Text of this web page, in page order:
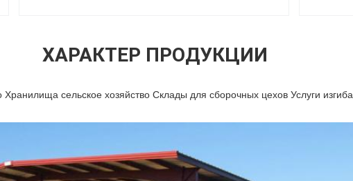
Мы скоро тебе перезвоним!
ХАРАКТЕР ПРОДУКЦИИ
Хранилища сельское хозяйство Склады для сборочных цехов Услуги изгиба